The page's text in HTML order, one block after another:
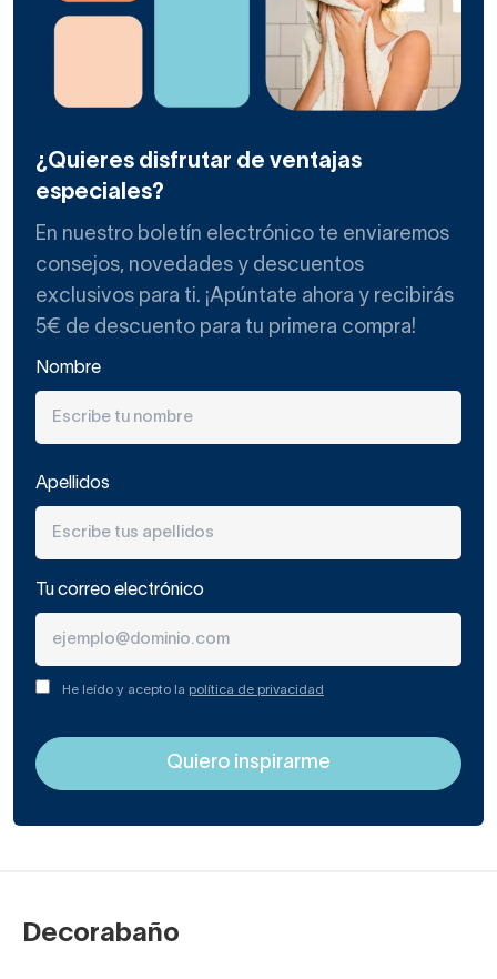
¿Quieres disfrutar de ventajas
especiales?
En nuestro boletín electrónico te enviaremos
consejos, novedades y descuentos
exclusivos para ti. ¡Apúntate ahora y recibirás
5€ de descuento para tu primera compra!
Nombre
Apellidos
Tu correo electrónico
He leído y acepto la política de privacidad
Decorabaño